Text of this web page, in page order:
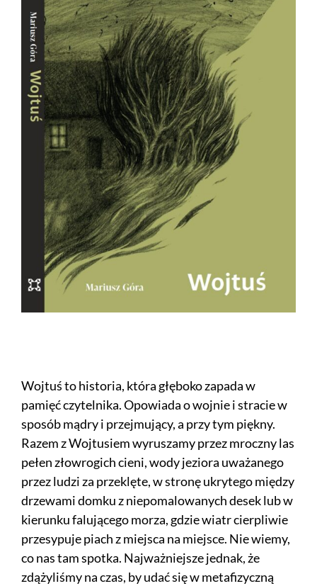
Wojtuś to historia, która głęboko zapada w
pamięć czytelnika. Opowiada o wojnie i stracie w
sposób mądry i przejmujący, a przy tym piękny.
Razem z Wojtusiem wyruszamy przez mroczny las
pełen złowrogich cieni, wody jeziora uważanego
przez ludzi za przeklęte, w stronę ukrytego między
drzewami domku z niepomalowanych desek lub w
kierunku falującego morza, gdzie wiatr cierpliwie
przesypuje piach z miejsca na miejsce. Nie wiemy,
co nas tam spotka. Najważniejsze jednak, że
zdążyliśmy na czas, by udać się w metafizyczną